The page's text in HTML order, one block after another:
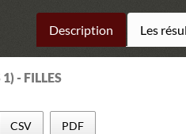
Description Les
- FILLES
CSV PDF